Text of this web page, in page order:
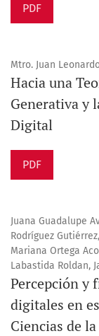
PDF
Mtro. Juan
Hacia una
Generativa y
Digital
PDF
Juana Guadalupe
Rodríguez
Mariana Ortega
Labastida Roldan,
Percepción y
digitales en
Ciencias de